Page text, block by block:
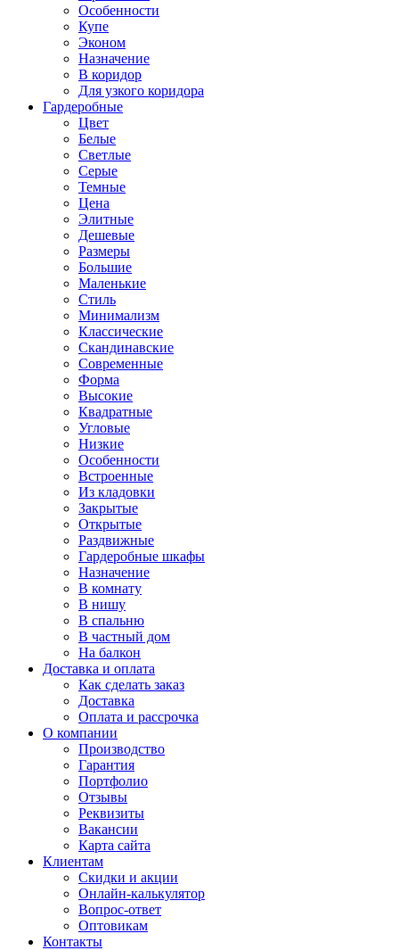
Особенности
Купе
Эконом
Назначение
В коридор
Для узкого коридора
Гардеробные
Цвет
Белые
Светлые
Серые
Темные
Цена
Элитные
Дешевые
Размеры
Большие
Маленькие
Стиль
Минимализм
Классические
Скандинавские
Современные
Форма
Высокие
Квадратные
Угловые
Низкие
Особенности
Встроенные
Из кладовки
Закрытые
Открытые
Раздвижные
Гардеробные шкафы
Назначение
В комнату
В нишу
В спальню
В частный дом
На балкон
Доставка и оплата
Как сделать заказ
Доставка
Оплата и рассрочка
О компании
Производство
Гарантия
Портфолио
Отзывы
Реквизиты
Вакансии
Карта сайта
Клиентам
Скидки и акции
Онлайн-калькулятор
Вопрос-ответ
Оптовикам
Контакты